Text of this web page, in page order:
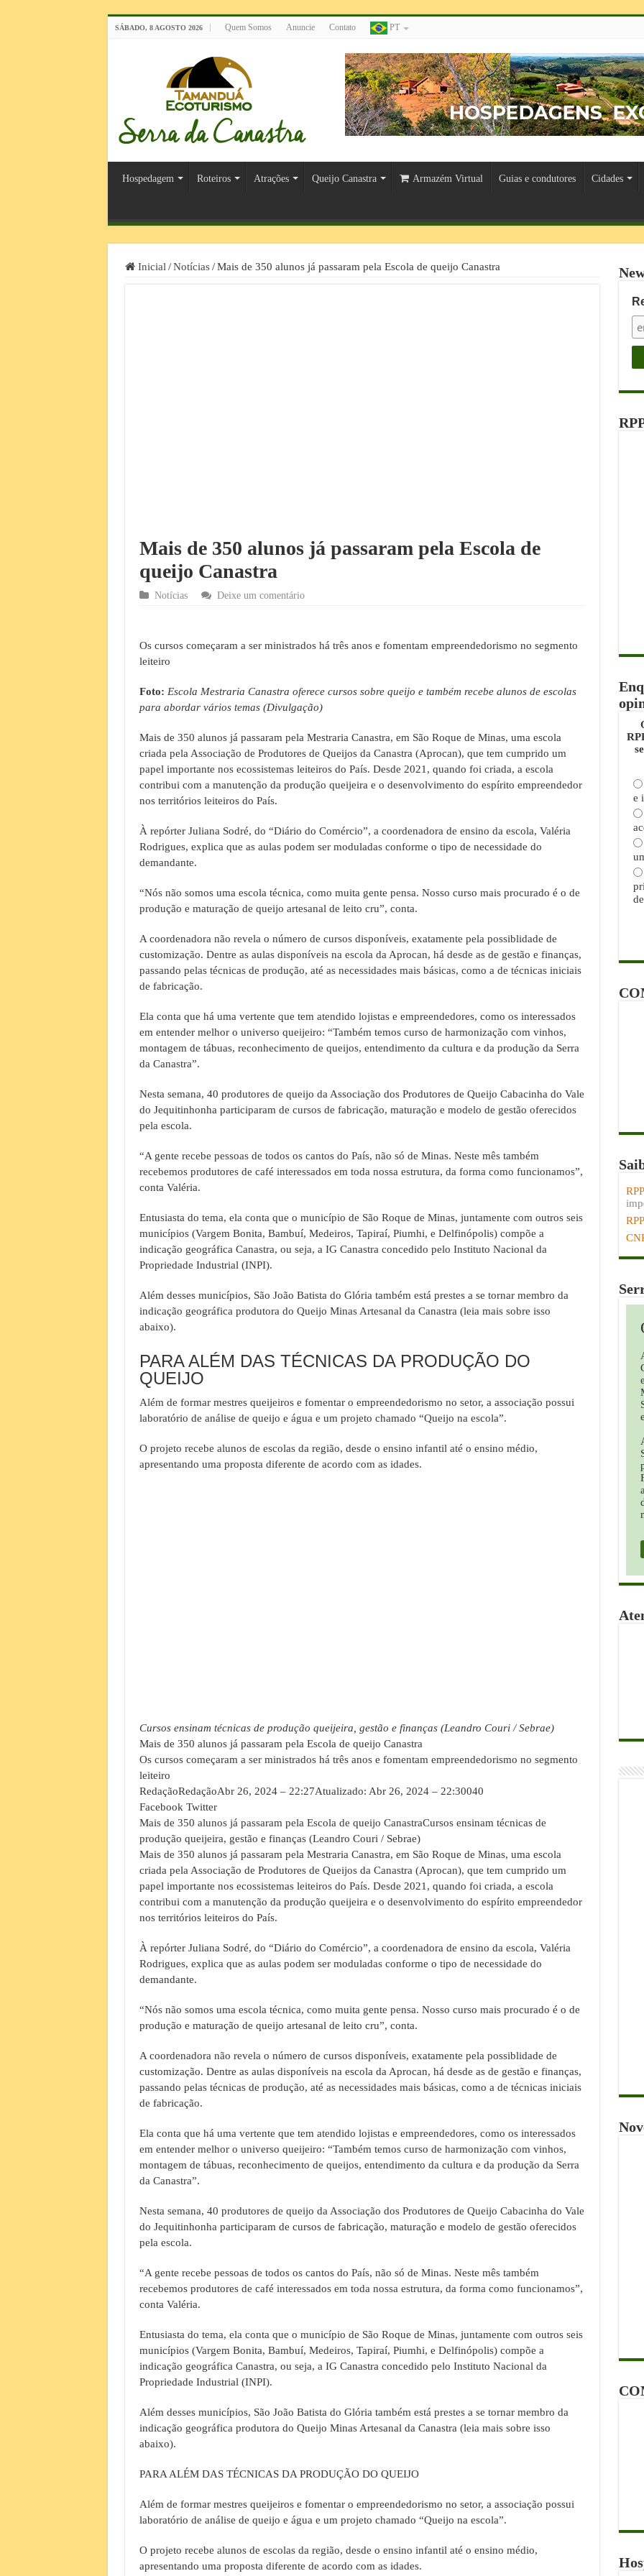
SÁBADO, 8 AGOSTO 2026 Quem Somos Anuncie Contato PT
Hospedagem Roteiros Atrações Queijo Canastra Armazém Virtual Guias e condutores Cidades
Inicial / Notícias / Mais de 350 alunos já passaram pela Escola de queijo Canastra
Mais de 350 alunos já passaram pela Escola de
queijo Canastra
Notícias Deixe um comentário
Os cursos começaram a ser ministrados há três anos e fomentam empreendedorismo no segmento
leiteiro
Foto: Escola Mestraria Canastra oferece cursos sobre queijo e também recebe alunos de escolas
para abordar vários temas (Divulgação)
Mais de 350 alunos já passaram pela Mestraria Canastra, em São Roque de Minas, uma escola
criada pela Associação de Produtores de Queijos da Canastra (Aprocan), que tem cumprido um
papel importante nos ecossistemas leiteiros do País. Desde 2021, quando foi criada, a escola
contribui com a manutenção da produção queijeira e o desenvolvimento do espírito empreendedor
nos territórios leiteiros do País.
À repórter Juliana Sodré, do “Diário do Comércio”, a coordenadora de ensino da escola, Valéria
Rodrigues, explica que as aulas podem ser moduladas conforme o tipo de necessidade do
demandante.
“Nós não somos uma escola técnica, como muita gente pensa. Nosso curso mais procurado é o de
produção e maturação de queijo artesanal de leito cru”, conta.
A coordenadora não revela o número de cursos disponíveis, exatamente pela possiblidade de
customização. Dentre as aulas disponíveis na escola da Aprocan, há desde as de gestão e finanças,
passando pelas técnicas de produção, até as necessidades mais básicas, como a de técnicas iniciais
de fabricação.
Ela conta que há uma vertente que tem atendido lojistas e empreendedores, como os interessados
em entender melhor o universo queijeiro: “Também temos curso de harmonização com vinhos,
montagem de tábuas, reconhecimento de queijos, entendimento da cultura e da produção da Serra
da Canastra”.
Nesta semana, 40 produtores de queijo da Associação dos Produtores de Queijo Cabacinha do Vale
do Jequitinhonha participaram de cursos de fabricação, maturação e modelo de gestão oferecidos
pela escola.
“A gente recebe pessoas de todos os cantos do País, não só de Minas. Neste mês também
recebemos produtores de café interessados em toda nossa estrutura, da forma como funcionamos”,
conta Valéria.
Entusiasta do tema, ela conta que o município de São Roque de Minas, juntamente com outros seis
municípios (Vargem Bonita, Bambuí, Medeiros, Tapiraí, Piumhi, e Delfinópolis) compõe a
indicação geográfica Canastra, ou seja, a IG Canastra concedido pelo Instituto Nacional da
Propriedade Industrial (INPI).
Além desses municípios, São João Batista do Glória também está prestes a se tornar membro da
indicação geográfica produtora do Queijo Minas Artesanal da Canastra (leia mais sobre isso
abaixo).
PARA ALÉM DAS TÉCNICAS DA PRODUÇÃO DO
QUEIJO
Além de formar mestres queijeiros e fomentar o empreendedorismo no setor, a associação possui
laboratório de análise de queijo e água e um projeto chamado “Queijo na escola”.
O projeto recebe alunos de escolas da região, desde o ensino infantil até o ensino médio,
apresentando uma proposta diferente de acordo com as idades.
Cursos ensinam técnicas de produção queijeira, gestão e finanças (Leandro Couri / Sebrae)
Mais de 350 alunos já passaram pela Escola de queijo Canastra
Os cursos começaram a ser ministrados há três anos e fomentam empreendedorismo no segmento
leiteiro
RedaçãoRedaçãoAbr 26, 2024 – 22:27Atualizado: Abr 26, 2024 – 22:30040
Facebook Twitter
Mais de 350 alunos já passaram pela Escola de queijo CanastraCursos ensinam técnicas de
produção queijeira, gestão e finanças (Leandro Couri / Sebrae)
Mais de 350 alunos já passaram pela Mestraria Canastra, em São Roque de Minas, uma escola
criada pela Associação de Produtores de Queijos da Canastra (Aprocan), que tem cumprido um
papel importante nos ecossistemas leiteiros do País. Desde 2021, quando foi criada, a escola
contribui com a manutenção da produção queijeira e o desenvolvimento do espírito empreendedor
nos territórios leiteiros do País.
À repórter Juliana Sodré, do “Diário do Comércio”, a coordenadora de ensino da escola, Valéria
Rodrigues, explica que as aulas podem ser moduladas conforme o tipo de necessidade do
demandante.
“Nós não somos uma escola técnica, como muita gente pensa. Nosso curso mais procurado é o de
produção e maturação de queijo artesanal de leito cru”, conta.
A coordenadora não revela o número de cursos disponíveis, exatamente pela possiblidade de
customização. Dentre as aulas disponíveis na escola da Aprocan, há desde as de gestão e finanças,
passando pelas técnicas de produção, até as necessidades mais básicas, como a de técnicas iniciais
de fabricação.
Ela conta que há uma vertente que tem atendido lojistas e empreendedores, como os interessados
em entender melhor o universo queijeiro: “Também temos curso de harmonização com vinhos,
montagem de tábuas, reconhecimento de queijos, entendimento da cultura e da produção da Serra
da Canastra”.
Nesta semana, 40 produtores de queijo da Associação dos Produtores de Queijo Cabacinha do Vale
do Jequitinhonha participaram de cursos de fabricação, maturação e modelo de gestão oferecidos
pela escola.
“A gente recebe pessoas de todos os cantos do País, não só de Minas. Neste mês também
recebemos produtores de café interessados em toda nossa estrutura, da forma como funcionamos”,
conta Valéria.
Entusiasta do tema, ela conta que o município de São Roque de Minas, juntamente com outros seis
municípios (Vargem Bonita, Bambuí, Medeiros, Tapiraí, Piumhi, e Delfinópolis) compõe a
indicação geográfica Canastra, ou seja, a IG Canastra concedido pelo Instituto Nacional da
Propriedade Industrial (INPI).
Além desses municípios, São João Batista do Glória também está prestes a se tornar membro da
indicação geográfica produtora do Queijo Minas Artesanal da Canastra (leia mais sobre isso
abaixo).
PARA ALÉM DAS TÉCNICAS DA PRODUÇÃO DO QUEIJO
Além de formar mestres queijeiros e fomentar o empreendedorismo no setor, a associação possui
laboratório de análise de queijo e água e um projeto chamado “Queijo na escola”.
O projeto recebe alunos de escolas da região, desde o ensino infantil até o ensino médio,
apresentando uma proposta diferente de acordo com as idades.
e